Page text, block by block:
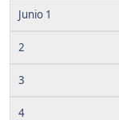
Junio 1
2
3
4